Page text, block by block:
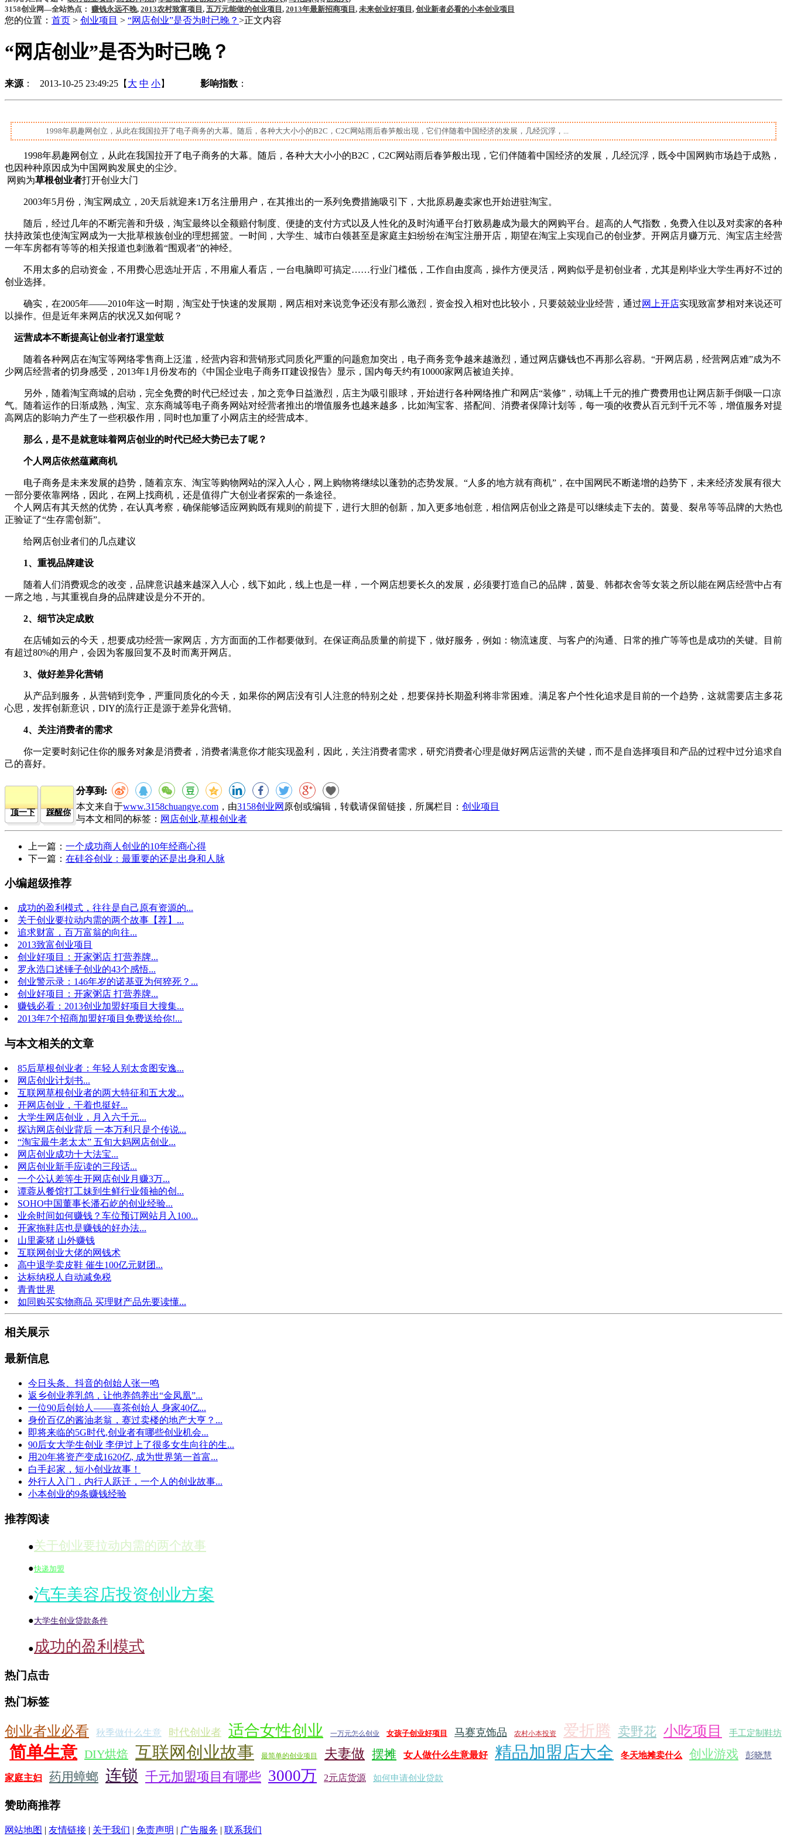
3158创业网—全站热点： 赚钱永远不晚, 2013农村致富项目 , 五万元能做的创业项目 , 2013年最新招商项目 , 未来创业好项目 , 创业新者必看的小本创业项目
您的位置： 首页 > 创业项目 > “网店创业”是否为时已晚？ >正文内容
“网店创业”是否为时已晚？
来源 ： 2013-10-25 23:49:25【 大 中 小】 影响指数 ：
1998年易趣网创立，从此在我国拉开了电子商务的大幕。随后，各种大大小小的B2C，C2C网站雨后春笋般出现，它们伴随着中国经济的发展，几经沉浮，...
1998年易趣网创立，从此在我国拉开了电子商务的大幕。随后，各种大大小小的B2C，C2C网站雨后春笋般出现，它们伴随着中国经济的发展，几经沉浮，既令中国网购市场趋于成熟，
也因种种原因成为中国网购发展史的尘沙。
网购为草根创业者打开创业大门
2003年5月份，淘宝网成立，20天后就迎来1万名注册用户，在其推出的一系列免费措施吸引下，大批原易趣卖家也开始进驻淘宝。
随后，经过几年的不断完善和升级，淘宝最终以全额赔付制度、便捷的支付方式以及人性化的及时沟通平台打败易趣成为最大的网购平台。超高的人气指数，免费入住以及对卖家的各种
扶持政策也使淘宝网成为一大批草根族创业的理想摇篮。一时间，大学生、城市白领甚至是家庭主妇纷纷在淘宝注册开店，期望在淘宝上实现自己的创业梦。开网店月赚万元、淘宝店主经营
一年车房都有等等的相关报道也刺激着“围观者”的神经。
不用太多的启动资金，不用费心思选址开店，不用雇人看店，一台电脑即可搞定……行业门槛低，工作自由度高，操作方便灵活，网购似乎是初创业者，尤其是刚毕业大学生再好不过的
创业选择。
确实，在2005年——2010年这一时期，淘宝处于快速的发展期，网店相对来说竞争还没有那么激烈，资金投入相对也比较小，只要兢兢业业经营，通过网上开店实现致富梦相对来说还可
以操作。但是近年来网店的状况又如何呢？
运营成本不断提高让创业者打退堂鼓
随着各种网店在淘宝等网络零售商上泛滥，经营内容和营销形式同质化严重的问题愈加突出，电子商务竞争越来越激烈，通过网店赚钱也不再那么容易。“开网店易，经营网店难”成为不
少网店经营者的切身感受，2013年1月份发布的《中国企业电子商务IT建设报告》显示，国内每天约有10000家网店被迫关掉。
另外，随着淘宝商城的启动，完全免费的时代已经过去，加之竞争日益激烈，店主为吸引眼球，开始进行各种网络推广和网店“装修”，动辄上千元的推广费费用也让网店新手倒吸一口凉
气。随着运作的日渐成熟，淘宝、京东商城等电子商务网站对经营者推出的增值服务也越来越多，比如淘宝客、搭配间、消费者保障计划等，每一项的收费从百元到千元不等，增值服务对提
高网店的影响力产生了一些积极作用，同时也加重了小网店主的经营成本。
那么，是不是就意味着网店创业的时代已经大势已去了呢？
个人网店依然蕴藏商机
电子商务是未来发展的趋势，随着京东、淘宝等购物网站的深入人心，网上购物将继续以蓬勃的态势发展。“人多的地方就有商机”，在中国网民不断递增的趋势下，未来经济发展有很大
一部分要依靠网络，因此，在网上找商机，还是值得广大创业者探索的一条途径。
个人网店有其天然的优势，在认真考察，确保能够适应网购既有规则的前提下，进行大胆的创新，加入更多地创意，相信网店创业之路是可以继续走下去的。茵曼、裂帛等等品牌的大热也
正验证了“生存需创新”。
给网店创业者们的几点建议
1、重视品牌建设
随着人们消费观念的改变，品牌意识越来越深入人心，线下如此，线上也是一样，一个网店想要长久的发展，必须要打造自己的品牌，茵曼、韩都衣舍等女装之所以能在网店经营中占有
一席之地，与其重视自身的品牌建设是分不开的。
2、细节决定成败
在店铺如云的今天，想要成功经营一家网店，方方面面的工作都要做到。在保证商品质量的前提下，做好服务，例如：物流速度、与客户的沟通、日常的推广等等也是成功的关键。目前
有超过80%的用户，会因为客服回复不及时而离开网店。
3、做好差异化营销
从产品到服务，从营销到竞争，严重同质化的今天，如果你的网店没有引人注意的特别之处，想要保持长期盈利将非常困难。满足客户个性化追求是目前的一个趋势，这就需要店主多花
心思，发挥创新意识，DIY的流行正是源于差异化营销。
4、关注消费者的需求
你一定要时刻记住你的服务对象是消费者，消费者满意你才能实现盈利，因此，关注消费者需求，研究消费者心理是做好网店运营的关键，而不是自选择项目和产品的过程中过分追求自
己的喜好。
顶一下 踩醒你
分享到:
本文来自于www.3158chuangye.com ，由3158创业网 原创或编辑，转载请保留链接，所属栏目： 创业项目
与本文相同的标签： 网店创业,草根创业者
上一篇： 一个成功商人创业的10年经商心得
下一篇： 在硅谷创业：最重要的还是出身和人脉
小编超级推荐
成功的盈利模式，往往是自己原有资源的...
关于创业要拉动内需的两个故事【荐】...
追求财富，百万富翁的向往...
2013致富创业项目
创业好项目：开家粥店 打营养牌...
罗永浩口述锤子创业的43个感悟...
创业警示录：146年岁的诺基亚为何猝死？...
创业好项目：开家粥店 打营养牌...
赚钱必看：2013创业加盟好项目大搜集...
2013年7个招商加盟好项目免费送给你!...
与本文相关的文章
85后草根创业者：年轻人别太贪图安逸...
网店创业计划书...
互联网草根创业者的两大特征和五大发...
开网店创业，干着也挺好...
大学生网店创业，月入六千元...
探访网店创业背后 一本万利只是个传说...
“淘宝最牛老太太” 五旬大妈网店创业...
网店创业成功十大法宝...
网店创业新手应读的三段话...
一个公认差等生开网店创业月赚3万...
谭蓉从餐馆打工妹到生鲜行业领袖的创...
SOHO中国董事长潘石屹的创业经验...
业余时间如何赚钱？车位预订网站月入100...
开家拖鞋店也是赚钱的好办法...
山里豪猪 山外赚钱
互联网创业大佬的网钱术
高中退学卖皮鞋 催生100亿元财团...
达标纳税人自动减免税
青青世界
如同购买实物商品 买理财产品先要读懂...
相关展示
最新信息
今日头条、抖音的创始人张一鸣
返乡创业养乳鸽，让他养鸽养出“金凤凰”...
一位90后创始人——喜茶创始人 身家40亿...
身价百亿的酱油老翁，赛过卖楼的地产大亨？...
即将来临的5G时代,创业者有哪些创业机会...
90后女大学生创业 李伊过上了很多女生向往的生...
用20年将资产变成1620亿, 成为世界第一首富...
白手起家，短小创业故事！
外行人入门，内行人跃迁，一个人的创业故事...
小本创业的9条赚钱经验
推荐阅读
●关于创业要拉动内需的两个故事
●快递加盟
●汽车美容店投资创业方案
●大学生创业贷款条件
●成功的盈利模式
热门点击
热门标签
创业者业必看 秋季做什么生意 时代创业者 适合女性创业 一万元怎么创业 女孩子创业好项目 马赛克饰品 农村小本投资 爱折腾 卖野花 小吃项目 手工定制鞋坊
简单生意 DIY烘焙 互联网创业故事 最简单的创业项目 夫妻做 摆摊 女人做什么生意最好 精品加盟店大全 冬天地摊卖什么 创业游戏 彭晓慧
家庭主妇 药用蟑螂 连锁 千元加盟项目有哪些 3000万 2元店货源 如何申请创业贷款
赞助商推荐
网站地图 | 友情链接 | 关于我们 | 免责声明 | 广告服务 | 联系我们